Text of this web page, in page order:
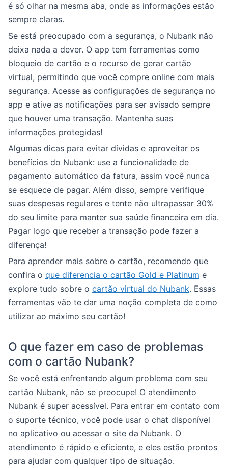
é só olhar na mesma aba, onde as informações estão
sempre claras.
Se está preocupado com a segurança, o Nubank não
deixa nada a dever. O app tem ferramentas como
bloqueio de cartão e o recurso de gerar cartão
virtual, permitindo que você compre online com mais
segurança. Acesse as configurações de segurança no
app e ative as notificações para ser avisado sempre
que houver uma transação. Mantenha suas
informações protegidas!
Algumas dicas para evitar dívidas e aproveitar os
benefícios do Nubank: use a funcionalidade de
pagamento automático da fatura, assim você nunca
se esquece de pagar. Além disso, sempre verifique
suas despesas regulares e tente não ultrapassar 30%
do seu limite para manter sua saúde financeira em dia.
Pagar logo que receber a transação pode fazer a
diferença!
Para aprender mais sobre o cartão, recomendo que
confira o que diferencia o cartão Gold e Platinum e
explore tudo sobre o cartão virtual do Nubank. Essas
ferramentas vão te dar uma noção completa de como
utilizar ao máximo seu cartão!
O que fazer em caso de problemas
com o cartão Nubank?
Se você está enfrentando algum problema com seu
cartão Nubank, não se preocupe! O atendimento
Nubank é super acessível. Para entrar em contato com
o suporte técnico, você pode usar o chat disponível
no aplicativo ou acessar o site da Nubank. O
atendimento é rápido e eficiente, e eles estão prontos
para ajudar com qualquer tipo de situação.